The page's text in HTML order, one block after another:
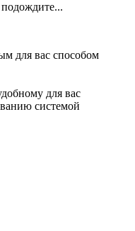
для вас способом
для вас
системой